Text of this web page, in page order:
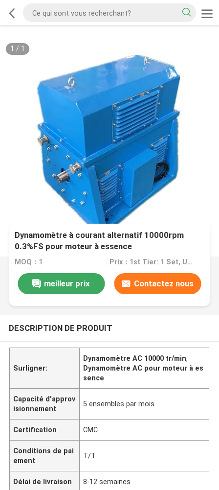
1 / 1
Dynamomètre à courant alternatif 10000rpm
0.3%FS pour moteur à essence
MOQ：1 Prix：1st Tier: 1 Set, Unit Price USD 3.00 2nd Tier: 2-5 Sets, Unit Price USD 2.00 3rd Tier: Over 5 Sets, Unit Price USD 1.00
meilleur prix Contactez nous
DESCRIPTION DE PRODUIT
Surligner:
Dynamomètre AC 10000 tr/min,
Dynamomètre AC pour moteur à es
sence
Capacité d'approv
isionnement
5 ensembles par mois
Certification CMC
Conditions de pai
ement
T/T
Délai de livraison 8-12 semaines